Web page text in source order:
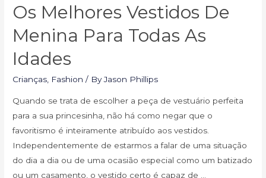
seu
look
Os Melhores Vestidos De
Menina Para Todas As
Idades
Crianças Fashion / ByJason Phillips
Quando se trata de escolher a peça de vestuário perfeita
para a sua princesinha, não há como negar que o
favoritismo é inteiramente atribuído aos vestidos.
Independentemente de estarmos a falar de uma situação
do dia a dia ou de uma ocasião especial como um batizado
ou um casamento, o vestido certo é capaz de …